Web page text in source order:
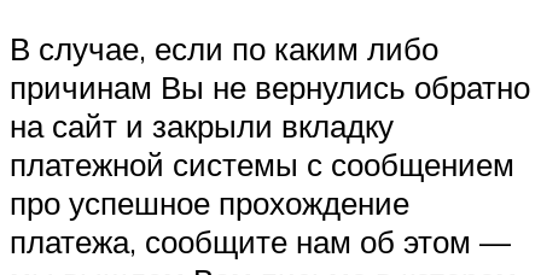
В случае, если по каким либо
причинам Вы не вернулись обратно
на сайт и закрыли вкладку
платежной системы с сообщением
про успешное прохождение
платежа, сообщите нам об этом —